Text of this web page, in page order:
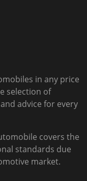
in any price
selection of
advice for every
covers the
standards due
market.